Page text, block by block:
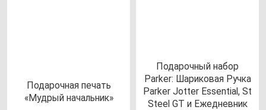
Пода­роч­ная пе­чать
«Муд­рый на­чаль­ник»
Подарочный набор
Parker: Шариковая Ручка
Parker Jotter Essential, St
Steel GT и Ежедневник